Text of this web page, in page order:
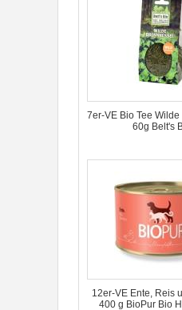
7er-VE Bio Tee Wilde
60g Belt's
12er-VE Ente, Reis
400 g BioPur Bio